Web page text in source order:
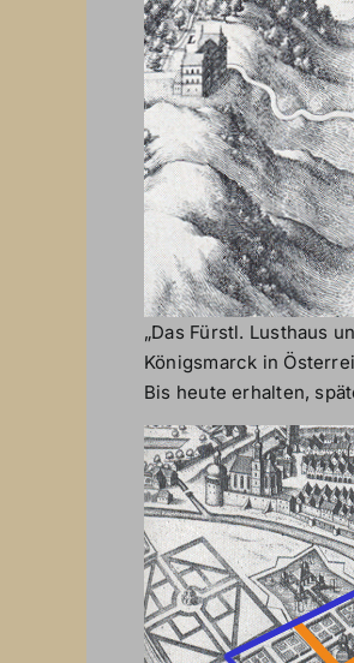
„Das Fürstl. Lusthaus
Königsmarck in
Bis heute erhalten,